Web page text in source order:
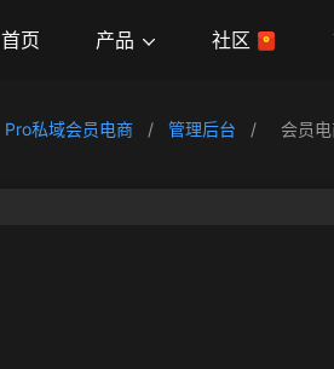
首页 产品 社区
Pro私域会员电商 / 管理后台 /
会员